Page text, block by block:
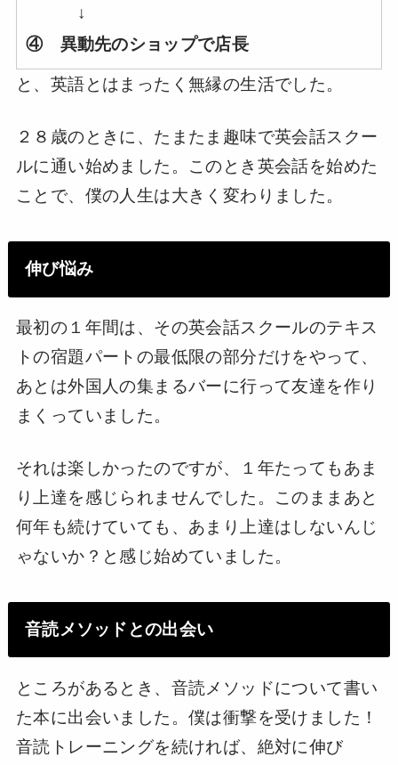
↓
④ 異動先のショップで店長
と、英語とはまったく無縁の生活でした。
２８歳のときに、たまたま趣味で英会話スクー
ルに通い始めました。このとき英会話を始めた
ことで、僕の人生は大きく変わりました。
伸び悩み
最初の１年間は、その英会話スクールのテキス
トの宿題パートの最低限の部分だけをやって、
あとは外国人の集まるバーに行って友達を作り
まくっていました。
それは楽しかったのですが、１年たってもあま
り上達を感じられませんでした。このままあと
何年も続けていても、あまり上達はしないんじ
ゃないか？と感じ始めていました。
音読メソッドとの出会い
ところがあるとき、音読メソッドについて書い
た本に出会いました。僕は衝撃を受けました！
音読トレーニングを続ければ、絶対に伸び